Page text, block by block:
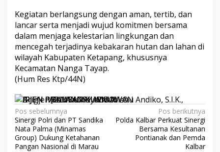
Kegiatan berlangsung dengan aman, tertib, dan
lancar serta menjadi wujud komitmen bersama
dalam menjaga kelestarian lingkungan dan
mencegah terjadinya kebakaran hutan dan lahan di
wilayah Kabupaten Ketapang, khususnya
Kecamatan Nanga Tayap.
(Hum Res Ktp/44N)
Navigasi
pos
Pos sebelumnya
Sinergi Polri dan PT Sandika
Nata Palma (Minamas
Group) Dukung Ketahanan
Pangan Nasional di Marau
Pos berikutnya
Polda Kalbar Perkuat Sinergi
Bersama Kesultanan
Pontianak dan Pemda
Kalbar